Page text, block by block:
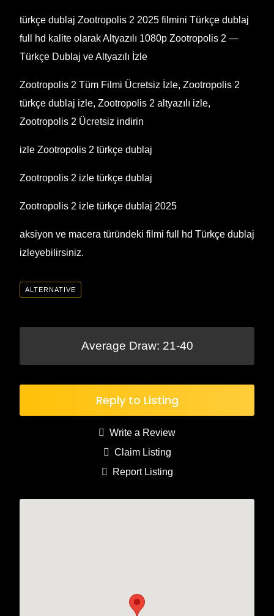
türkçe dublaj Zootropolis 2 2025 filmini Türkçe dublaj
full hd kalite olarak Altyazılı 1080p Zootropolis 2 —
Türkçe Dublaj ve Altyazılı İzle
Zootropolis 2 Tüm Filmi Ücretsiz İzle, Zootropolis 2
türkçe dublaj izle, Zootropolis 2 altyazılı izle,
Zootropolis 2 Ücretsiz indirin
izle Zootropolis 2 türkçe dublaj
Zootropolis 2 izle türkçe dublaj
Zootropolis 2 izle türkçe dublaj 2025
aksiyon ve macera türündeki filmi full hd Türkçe dublaj
izleyebilirsiniz.
ALTERNATIVE
Average Draw: 21-40
Reply to Listing
Write a Review
Claim Listing
Report Listing